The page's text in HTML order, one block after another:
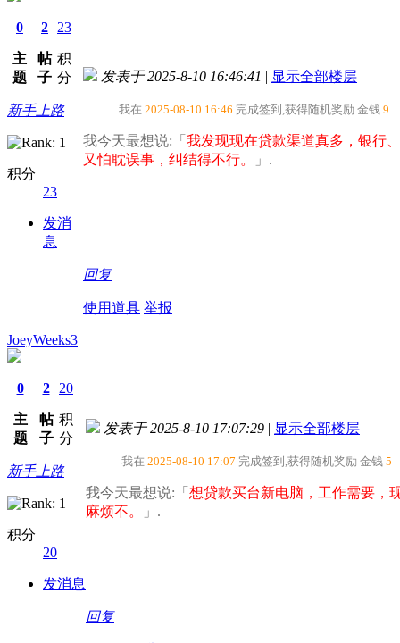
0
主
题
2
帖
子
23
积
分
新手上路
积分
23
发消
息
发表于 2025-8-10 16:46:41 | 显示全部楼层
我在 2025-08-10 16:46 完成签到,获得随机奖励 金钱 9
我今天最想说:「 我发现现在贷款渠道真多，银行
又怕耽误事，纠结得不行。​
」.
回复
使用道具 举报
JoeyWeeks3
0
主
题
2
帖
子
20
积
分
新手上路
积分
20
发消息
发表于 2025-8-10 17:07:29 | 显示全部楼层
我在 2025-08-10 17:07 完成签到,获得随机奖励 金钱 5
我今天最想说:「 想贷款买台新电脑，工作需要，
麻烦不。​
」.
回复